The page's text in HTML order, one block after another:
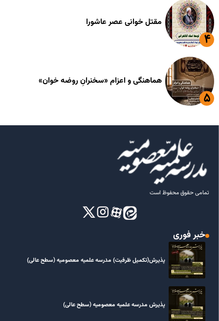
مقتل خوانی عصر عاشورا
هماهنگی و اعزام «سخنرانِ روضه خوان»
تمامی حقوق محفوظ است
خبر فوری
پذیرش(تکمیل ظرفیت) مدرسه علمیه معصومیه‌ (سطح عالی)
پذیرش مدرسه علمیه معصومیه‌ (سطح عالی)